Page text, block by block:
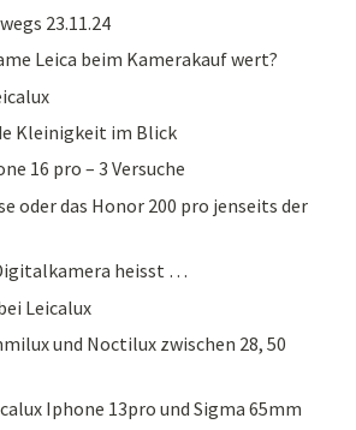
23.11.24
Leica beim Kamerakauf wert?
Kleinigkeit im Blick
16 pro – 3 Versuche
oder das Honor 200 pro jenseits der
heisst …
Leicalux
und Noctilux zwischen 28, 50
Iphone 13pro und Sigma 65mm